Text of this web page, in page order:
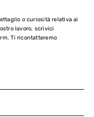
o curiosità relativa ai
lavoro, scrivici
Ti ricontatteremo